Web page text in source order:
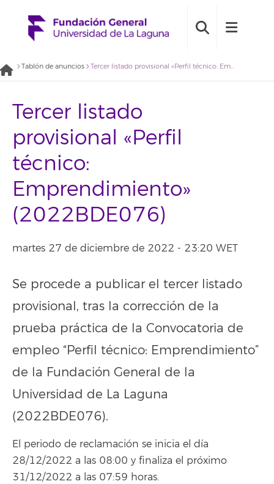
Tablón de anuncios Tercer listado provisional «Perfil técnico: Emprendimiento» (2022BDE076)
Tercer listado
provisional «Perfil
técnico:
Emprendimiento»
(2022BDE076)
martes 27 de diciembre de 2022 - 23:20 WET
Se procede a publicar el tercer listado
provisional, tras la corrección de la
prueba práctica de la Convocatoria de
empleo “Perfil técnico: Emprendimiento”
de la Fundación General de la
Universidad de La Laguna
(2022BDE076).
El periodo de reclamación se inicia el día
28/12/2022 a las 08:00 y finaliza el próximo
31/12/2022 a las 07:59 horas.